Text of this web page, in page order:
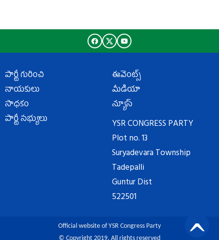
పార్టీ గురించి
నాయకులు
సాధకం
పార్టీ సభ్యులు
ఈవెంట్స్
మీడియా
న్యూస్
YSR CONGRESS PARTY
Plot no. 13
Suryadevara Township
Tadepalli
Guntur Dist
522501
Official website of YSR Congress Party
© Copyright 2019. All rights reserved